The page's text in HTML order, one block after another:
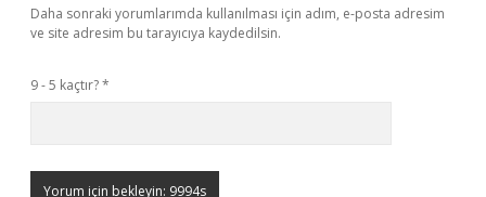
Daha sonraki yorumlarımda kullanılması için adım, e-posta adresim
ve site adresim bu tarayıcıya kaydedilsin.
9 - 5 kaçtır?*